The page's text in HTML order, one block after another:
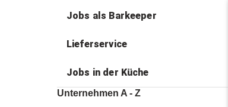
Jobs als Barkeeper
Lieferservice
Jobs in der Küche
Unternehmen A - Z